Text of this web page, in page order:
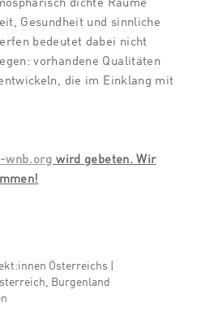
dichte Räume
Gesundheit und sinnliche
bedeutet dabei nicht
vorhandene Qualitäten
die im Einklang mit
wnb.org wird gebeten. Wir
Österreichs |
Burgenland